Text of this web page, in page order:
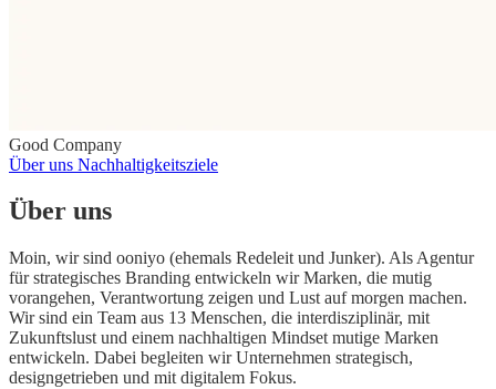
Good Company
Über uns Nachhaltigkeitsziele
Über uns
Moin, wir sind ooniyo (ehemals Redeleit und Junker). Als Agentur
für strategisches Branding entwickeln wir Marken, die mutig
vorangehen, Verantwortung zeigen und Lust auf morgen machen.
Wir sind ein Team aus 13 Menschen, die interdisziplinär, mit
Zukunftslust und einem nachhaltigen Mindset mutige Marken
entwickeln. Dabei begleiten wir Unternehmen strategisch,
designgetrieben und mit digitalem Fokus.